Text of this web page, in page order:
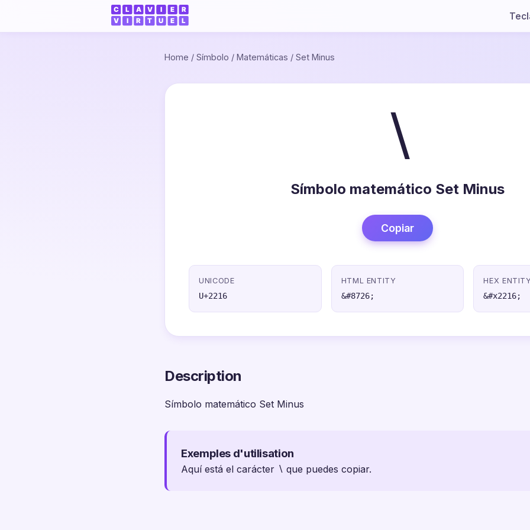
Home / Símbolo / Matemáticas / Set Minus
∖
Símbolo matemático Set Minus
Copiar
UNICODE
U+2216
HTML ENTITY
&#8726;
HEX
&#x2216;
Description
Símbolo matemático Set Minus
Exemples d'utilisation
Aquí está el carácter ∖ que puedes copiar.